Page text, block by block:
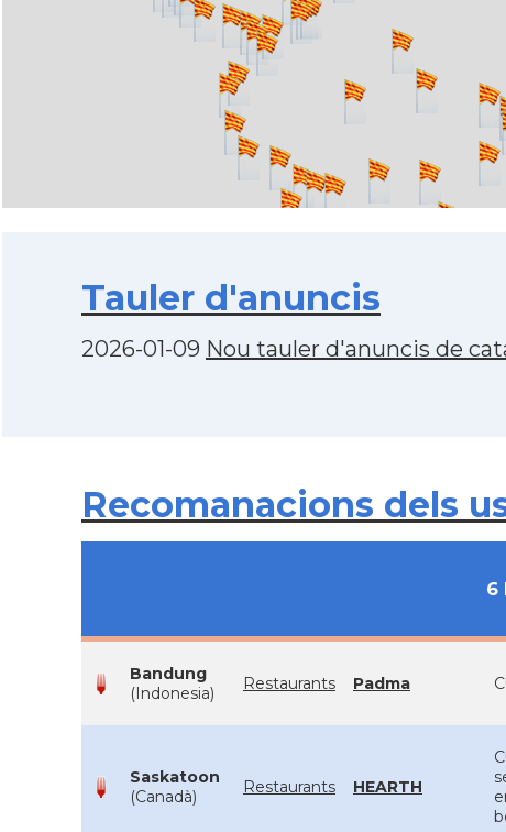
Tauler d'anuncis
2026-01-09 Nou tauler d'anuncis de
Recomanacions dels
6
Bandung
(Indonesia)
Restaurants Padma
Saskatoon
(Canadà)
Restaurants HEARTH